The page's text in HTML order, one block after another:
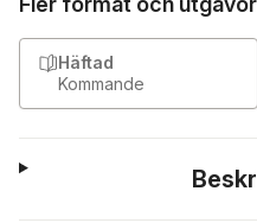
Häftad
Kommande